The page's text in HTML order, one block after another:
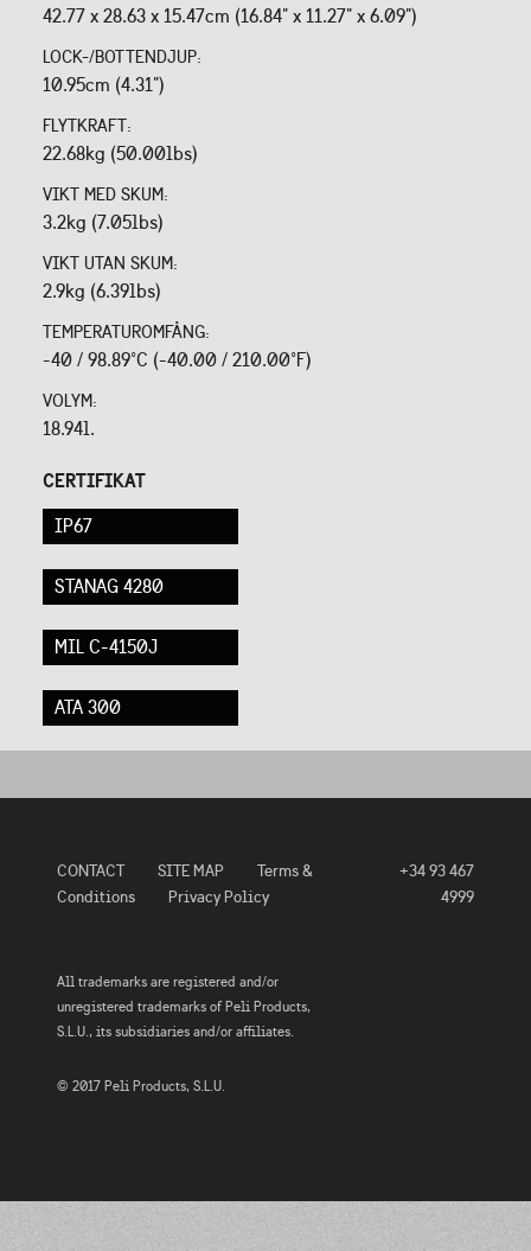
42.77 x 28.63 x 15.47cm (16.84" x 11.27" x 6.09")
LOCK-/BOTTENDJUP:
10.95cm (4.31")
FLYTKRAFT:
22.68kg (50.00lbs)
VIKT MED SKUM:
3.2kg (7.05lbs)
VIKT UTAN SKUM:
2.9kg (6.39lbs)
TEMPERATUROMFÅNG:
-40 / 98.89°C (-40.00 / 210.00°F)
VOLYM:
18.94l.
CERTIFIKAT
IP67
STANAG 4280
MIL C-4150J
ATA 300
CONTACT SITE MAP
Terms &
Conditions
Privacy Policy
+34 93 467
4999
All trademarks are registered and/or
unregistered trademarks of Peli Products,
S.L.U., its subsidiaries and/or affiliates.
© 2017 Peli Products, S.L.U.